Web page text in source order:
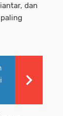
dan